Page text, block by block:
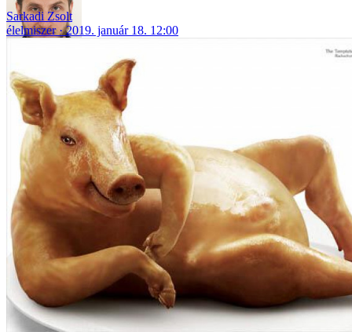
Sarkadi Zsolt
élelmiszer
2019. január 18. 12:00